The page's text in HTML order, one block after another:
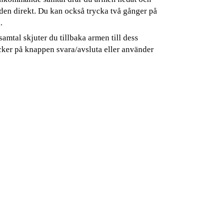
direkt. Du kan också trycka två gånger på
skjuter du tillbaka armen till dess
på knappen svara/avsluta eller använder